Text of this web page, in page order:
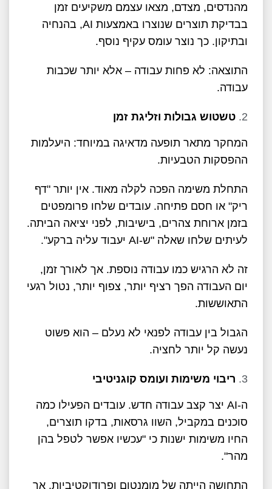
מהנדסים, מצדם, מצאו עצמם משקיעים זמן
בבדיקת תוצרים שנוצרו באמצעות AI, בהנחיה
ובתיקון. כך נוצר עומס עקיף נוסף.
התוצאה: לא פחות עבודה – אלא יותר שכבות
עבודה.
טשטוש גבולות וזליגת זמן
המחקר מתאר תופעה מדאיגה במיוחד: היעלמות
ההפסקות הטבעיות.
התחלת משימה הפכה לקלה מאוד. אין יותר "דף
ריק" או חסם פתיחה. עובדים שלחו פרומפטים
בזמן ארוחת צהרים, בישיבות, לפני יציאה הביתה.
לעיתים שלחו שאלה "ש-AI יעבוד עליה ברקע".
זה לא הרגיש כמו עבודה נוספת. אך לאורך זמן,
יום העבודה הפך רציף יותר, צפוף יותר, נטול רגעי
התאוששות.
הגבול בין עבודה לפנאי לא נעלם – הוא פשוט
נעשה קל יותר לחציה.
ריבוי משימות ועומס קוגניטיבי
ה-AI יצר קצב עבודה חדש. עובדים הפעילו כמה
סוכנים במקביל, השוו גרסאות, בדקו תוצרים,
החיו משימות ישנות כי "עכשיו אפשר לטפל בהן
מהר".
התחושה הייתה של מומנטום ופרודוקטיביות. אך